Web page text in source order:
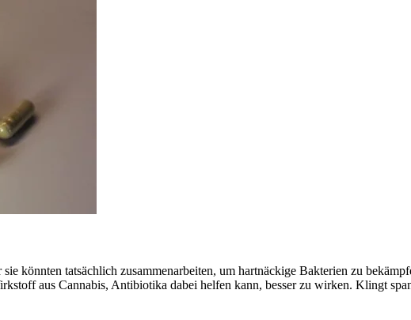
könnten tatsächlich zusammenarbeiten, um hartnäckige Bakterien zu
aus Cannabis, Antibiotika dabei helfen kann, besser zu wirken. Klingt